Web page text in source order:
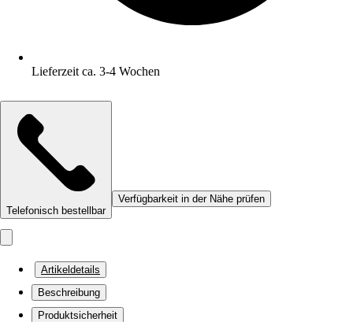
Lieferzeit ca. 3-4 Wochen
Telefonisch bestellbar
Verfügbarkeit in der Nähe prüfen
Artikeldetails
Beschreibung
Produktsicherheit